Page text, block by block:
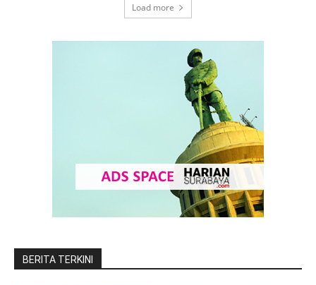
Load more
BERITA TERKINI